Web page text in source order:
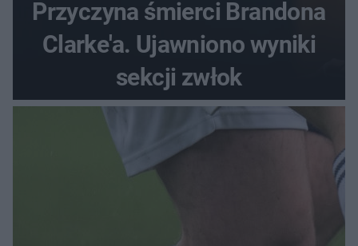
Przyczyna śmierci Brandona
Clarke'a. Ujawniono wyniki
sekcji zwłok